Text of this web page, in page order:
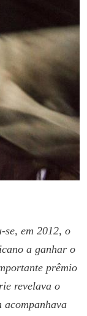
em 2012, o
a ganhar o
prêmio
revelava o